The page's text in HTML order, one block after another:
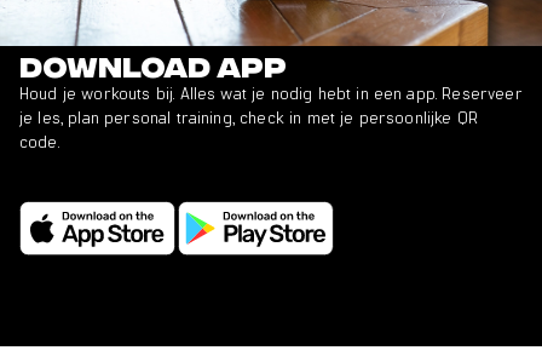
Download app
Houd je workouts bij. Alles wat je nodig hebt in een app. Reserveer
je les, plan personal training, check in met je persoonlijke QR
code.